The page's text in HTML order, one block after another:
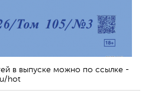
в выпуске можно по ссылке -
hot